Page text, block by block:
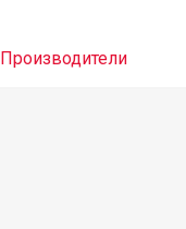
Производители